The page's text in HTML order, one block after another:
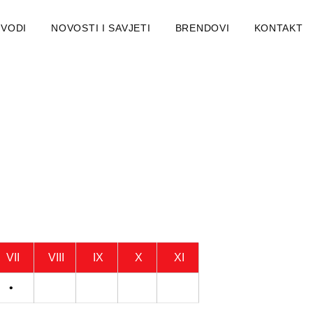
NOVOSTI I SAVJETI BRENDOVI KONTAKT
VII VIII IX X XI
•